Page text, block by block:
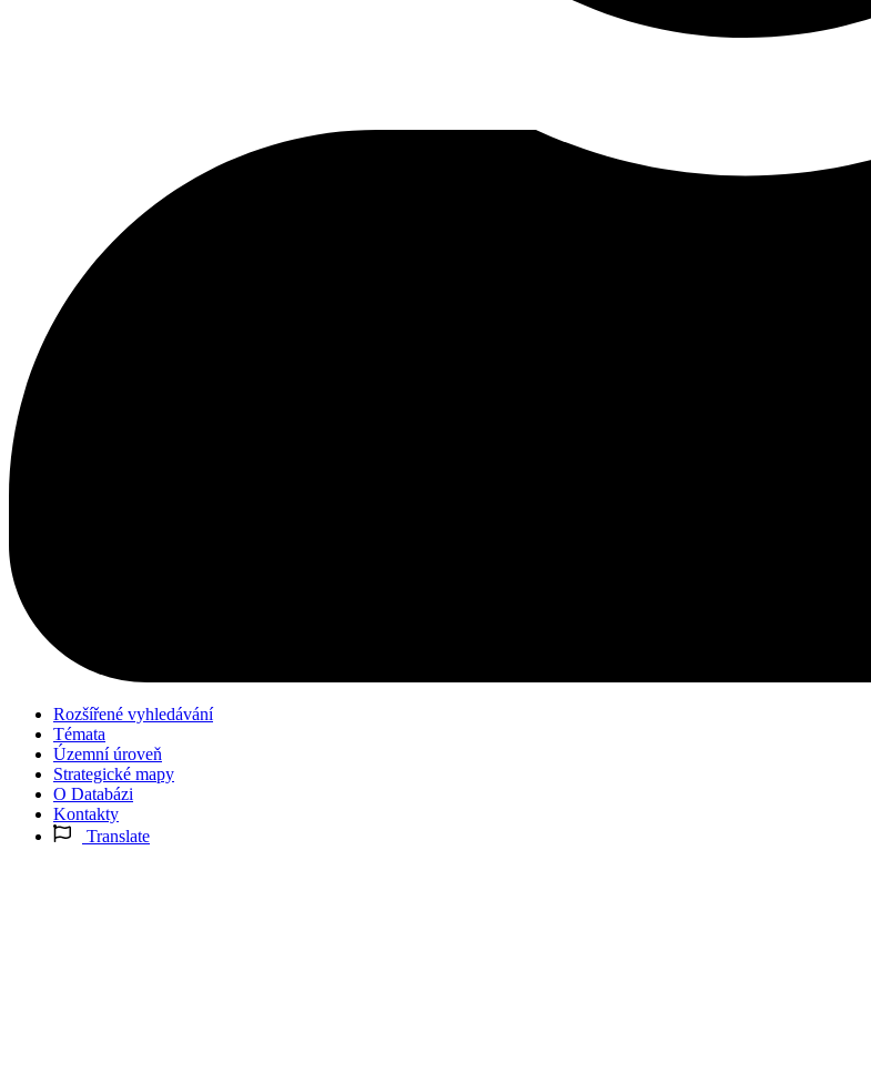
Rozšířené vyhledávání
Témata
Územní úroveň
Strategické mapy
O Databázi
Kontakty
Translate